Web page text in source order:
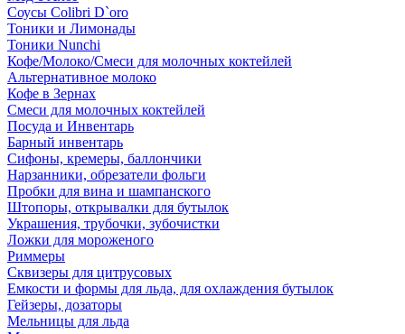
Соусы Colibri D`oro
Тоники и Лимонады
Тоники Nunchi
Кофе/Молоко/Смеси для молочных коктейлей
Альтернативное молоко
Кофе в Зернах
Смеси для молочных коктейлей
Посуда и Инвентарь
Барный инвентарь
Сифоны, кремеры, баллончики
Нарзанники, обрезатели фольги
Пробки для вина и шампанского
Штопоры, открывалки для бутылок
Украшения, трубочки, зубочистки
Ложки для мороженого
Риммеры
Сквизеры для цитрусовых
Емкости и формы для льда, для охлаждения бутылок
Гейзеры, дозаторы
Мельницы для льда